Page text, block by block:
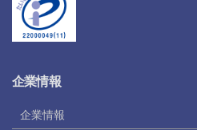
企業情報
企業情報